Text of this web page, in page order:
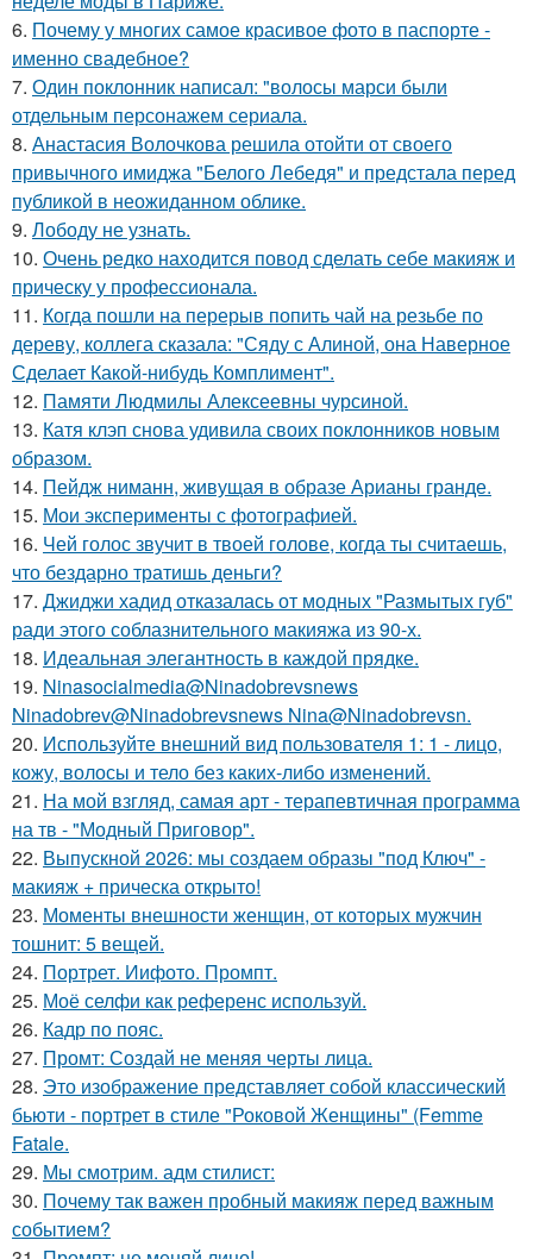
6. Почему у многих самое красивое фото в паспорте -
именно свадебное?
7. Один поклонник написал: "волосы марси были
отдельным персонажем сериала.
8. Анастасия Волочкова решила отойти от своего
привычного имиджа "Белого Лебедя" и предстала перед
публикой в неожиданном облике.
9. Лободу не узнать.
10. Очень редко находится повод сделать себе макияж и
прическу у профессионала.
11. Когда пошли на перерыв попить чай на резьбе по
дереву, коллега сказала: "Сяду с Алиной, она Наверное
Сделает Какой-нибудь Комплимент".
12. Памяти Людмилы Алексеевны чурсиной.
13. Катя клэп снова удивила своих поклонников новым
образом.
14. Пейдж ниманн, живущая в образе Арианы гранде.
15. Мои эксперименты с фотографией.
16. Чей голос звучит в твоей голове, когда ты считаешь,
что бездарно тратишь деньги?
17. Джиджи хадид отказалась от модных "Размытых губ"
ради этого соблазнительного макияжа из 90-х.
18. Идеальная элегантность в каждой прядке.
19. Ninasocialmedia@Ninadobrevsnews
Ninadobrev@Ninadobrevsnews Nina@Ninadobrevsn.
20. Используйте внешний вид пользователя 1: 1 - лицо,
кожу, волосы и тело без каких-либо изменений.
21. На мой взгляд, самая арт - терапевтичная программа
на тв - "Модный Приговор".
22. Выпускной 2026: мы создаем образы "под Ключ" -
макияж + прическа открыто!
23. Моменты внешности женщин, от которых мужчин
тошнит: 5 вещей.
24. Портрет. Иифото. Промпт.
25. Моё селфи как референс используй.
26. Кадр по пояс.
27. Промт: Создай не меняя черты лица.
28. Это изображение представляет собой классический
бьюти - портрет в стиле "Роковой Женщины" (Femme
Fatale.
29. Мы смотрим. адм стилист:
30. Почему так важен пробный макияж перед важным
событием?